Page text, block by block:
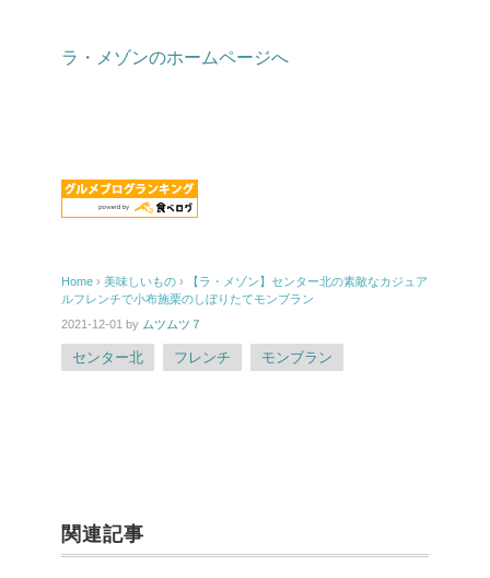
ラ・メゾンのホームページへ
Home › 美味しいもの ›
【ラ・メゾン】センター北の素敵なカジュア
ルフレンチで小布施栗のしぼりたてモンブラン
2021-12-01 by ムツムツ７
センター北 フレンチ モンブラン
関連記事